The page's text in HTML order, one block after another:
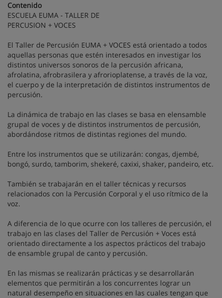
Contenido
ESCUELA EUMA - TALLER DE
PERCUSION + VOCES
El Taller de Percusión EUMA + VOCES está orientado a todos
aquellas personas que estén interesados en investigar los
distintos universos sonoros de la percusión africana,
afrolatina, afrobrasilera y afrorioplatense, a través de la voz,
el cuerpo y de la interpretación de distintos instrumentos de
percusión.
La dinámica de trabajo en las clases se basa en elensamble
grupal de voces y de distintos instrumentos de percusión,
abordándose ritmos de distintas regiones del mundo.
Entre los instrumentos que se utilizarán: congas, djembé,
bongó, surdo, tamborim, shekeré, caxixi, shaker, pandeiro, etc.
También se trabajarán en el taller técnicas y recursos
relacionados con la Percusión Corporal y el uso rítmico de la
voz.
A diferencia de lo que ocurre con los talleres de percusión, el
trabajo en las clases del Taller de Percusión + Voces está
orientado directamente a los aspectos prácticos del trabajo
de ensamble grupal de canto y percusión.
En las mismas se realizarán prácticas y se desarrollarán
elementos que permitirán a los concurrentes lograr un
natural desempeño en situaciones en las cuales tengan que